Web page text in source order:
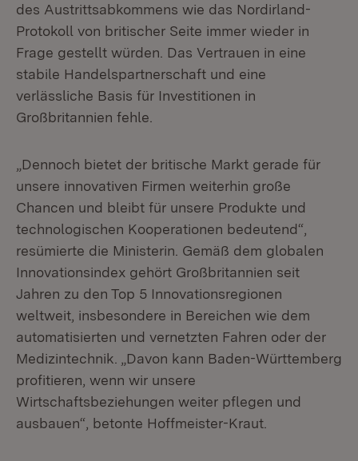
des Austrittsabkommens wie das Nordirland-
Protokoll von britischer Seite immer wieder in
Frage gestellt würden. Das Vertrauen in eine
stabile Handelspartnerschaft und eine
verlässliche Basis für Investitionen in
Großbritannien fehle.
„Dennoch bietet der britische Markt gerade für
unsere innovativen Firmen weiterhin große
Chancen und bleibt für unsere Produkte und
technologischen Kooperationen bedeutend“,
resümierte die Ministerin. Gemäß dem globalen
Innovationsindex gehört Großbritannien seit
Jahren zu den Top 5 Innovationsregionen
weltweit, insbesondere in Bereichen wie dem
automatisierten und vernetzten Fahren oder der
Medizintechnik. „Davon kann Baden-Württemberg
profitieren, wenn wir unsere
Wirtschaftsbeziehungen weiter pflegen und
ausbauen“, betonte Hoffmeister-Kraut.